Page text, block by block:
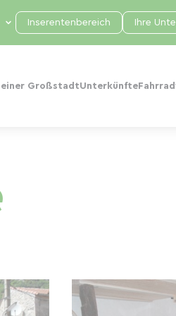
einer GroßstadtUnterkünfte
Inserentenbereich Ihre